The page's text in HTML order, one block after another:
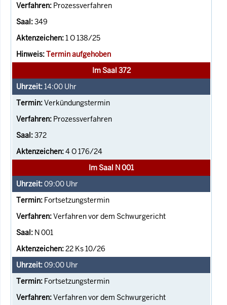
Prozessverfahren
349
1 O 138/25
Termin aufgehoben
Im Saal 372
14:00 Uhr
Verkündungstermin
Prozessverfahren
372
4 O 176/24
Im Saal N 001
09:00 Uhr
Fortsetzungstermin
Verfahren vor dem Schwurgericht
N 001
22 Ks 10/26
09:00 Uhr
Fortsetzungstermin
Verfahren vor dem Schwurgericht